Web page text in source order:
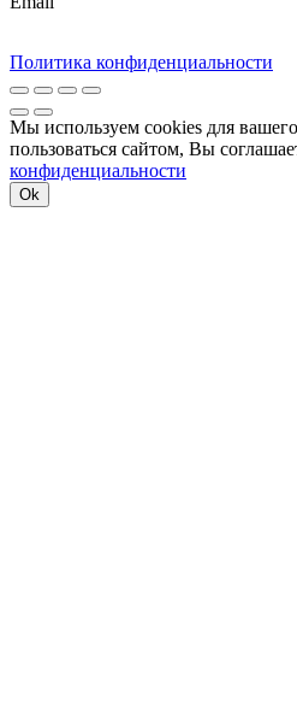
Политика конфиденциальности
Мы используем cookies для
пользоваться сайтом, Вы
конфиденциальности
Ok